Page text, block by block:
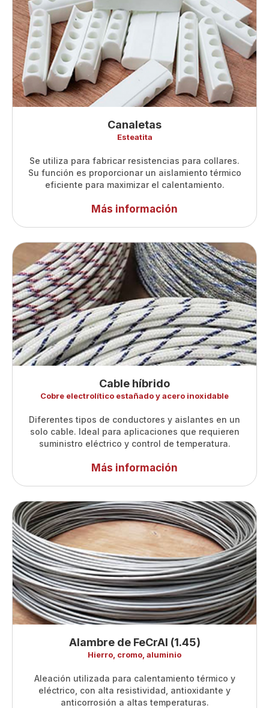
Canaletas
Esteatita
Se utiliza para fabricar resistencias para collares.
Su función es proporcionar un aislamiento térmico
eficiente para maximizar el calentamiento.
Más información
Cable híbrido
Cobre electrolítico estañado y acero inoxidable
Diferentes tipos de conductores y aislantes en un
solo cable. Ideal para aplicaciones que requieren
suministro eléctrico y control de temperatura.
Más información
Alambre de FeCrAl (1.45)
Hierro, cromo, aluminio
Aleación utilizada para calentamiento térmico y
eléctrico, con alta resistividad, antioxidante y
anticorrosión a altas temperaturas.